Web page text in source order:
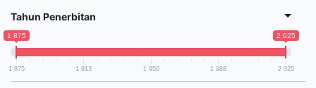
Tahun Penerbitan
1 875 2 025
1 875 1 913 1 950 1 988 2 025